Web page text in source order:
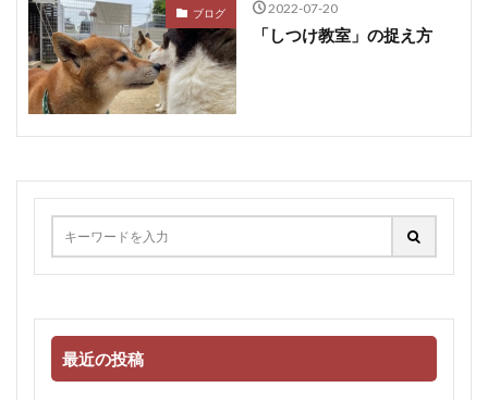
ブログ 2022-07-20
「しつけ教室」の捉え方
最近の投稿